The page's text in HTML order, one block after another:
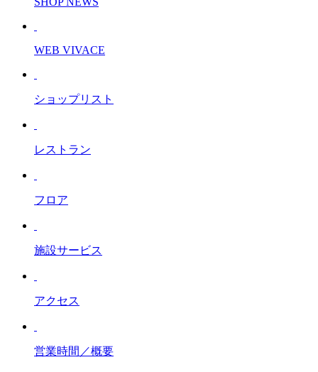
WEB VIVACE
ショップリスト
レストラン
フロア
施設サービス
アクセス
営業時間／概要